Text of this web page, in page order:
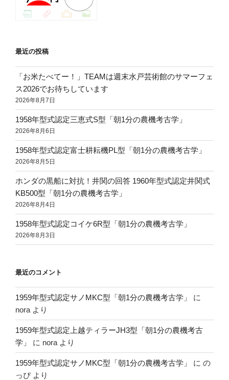
最近の投稿
「お米たべてー！」TEAMは週末水戸芸術館のサマーフェ
ス2026でお待ちしています
2026年8月7日
1958年型式認定三恵式S型「朝1分の農機考古学」
2026年8月6日
1958年型式認定富士耕耘機PL型「朝1分の農機考古学」
2026年8月5日
ホンダの黒船に対抗！井関の回答 1960年型式認定井関式
KB500型「朝1分の農機考古学」
2026年8月4日
1958年型式認定コイケ6R型「朝1分の農機考古学」
2026年8月3日
最近のコメント
1959年型式認定サノMKC型「朝1分の農機考古学」
に
nora より
1959年型式認定上越ティラーJH3型「朝1分の農機考古
学」
に nora より
1959年型式認定サノMKC型「朝1分の農機考古学」 に の
っぴより